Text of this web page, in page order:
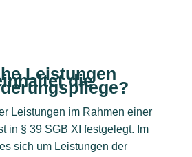
Leistungen
die
Leistungen im Rahmen einer
in § 39 SGB XI festgelegt. Im
sich um Leistungen der